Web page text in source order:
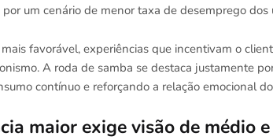
um cenário de menor taxa de desemprego dos
favorável, experiências que incentivam o
A roda de samba se destaca justamente
contínuo e reforçando a relação emocional
maior exige visão de médio